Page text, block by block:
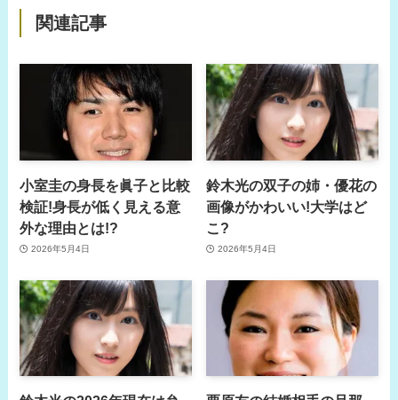
関連記事
小室圭の身長を眞子と比較
検証!身長が低く見える意
外な理由とは!?
2026年5月4日
鈴木光の双子の姉・優花の
画像がかわいい!大学はど
こ?
2026年5月4日